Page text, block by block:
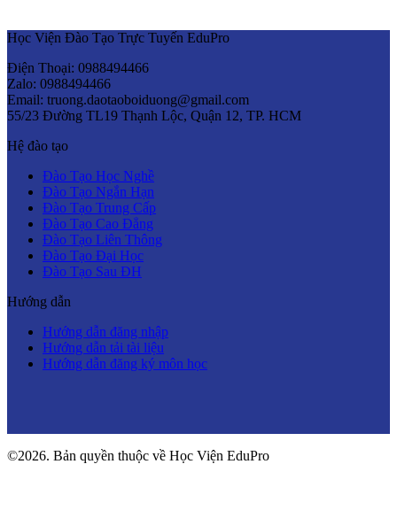
Học Viện Đào Tạo Trực Tuyến EduPro
Điện Thoại: 0988494466
Zalo: 0988494466
Email: truong.daotaoboiduong@gmail.com
55/23 Đường TL19 Thạnh Lộc, Quận 12, TP. HCM
Hệ đào tạo
Đào Tạo Học Nghề
Đào Tạo Ngắn Hạn
Đào Tạo Trung Cấp
Đào Tạo Cao Đẳng
Đào Tạo Liên Thông
Đào Tạo Đại Học
Đào Tạo Sau ĐH
Hướng dẫn
Hướng dẫn đăng nhập
Hướng dẫn tải tài liệu
Hướng dẫn đăng ký môn học
©2026. Bản quyền thuộc về Học Viện EduPro